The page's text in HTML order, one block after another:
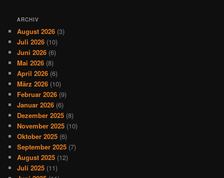
ARCHIV
August 2026 (3)
Juli 2026 (10)
Juni 2026 (6)
Mai 2026 (8)
April 2026 (6)
März 2026 (10)
Februar 2026 (9)
Januar 2026 (6)
Dezember 2025 (8)
November 2025 (10)
Oktober 2025 (6)
September 2025 (7)
August 2025 (12)
Juli 2025 (11)